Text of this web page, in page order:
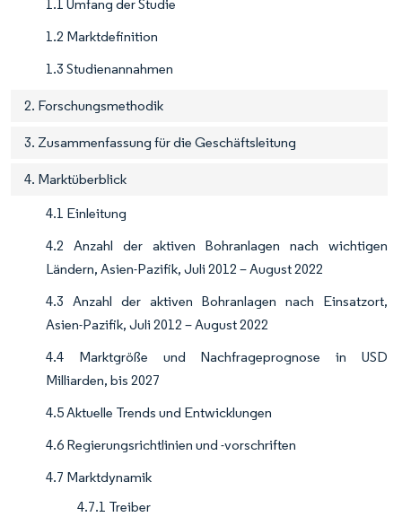
1.1 Umfang der Studie
1.2 Marktdefinition
1.3 Studienannahmen
2. Forschungsmethodik
3. Zusammenfassung für die Geschäftsleitung
4. Marktüberblick
4.1 Einleitung
4.2 Anzahl der aktiven Bohranlagen nach wichtigen
Ländern, Asien-Pazifik, Juli 2012 – August 2022
4.3 Anzahl der aktiven Bohranlagen nach Einsatzort,
Asien-Pazifik, Juli 2012 – August 2022
4.4 Marktgröße und Nachfrageprognose in USD
Milliarden, bis 2027
4.5 Aktuelle Trends und Entwicklungen
4.6 Regierungsrichtlinien und -vorschriften
4.7 Marktdynamik
4.7.1 Treiber